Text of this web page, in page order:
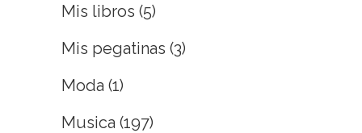
Mis libros (5)
Mis pegatinas (3)
Moda (1)
Musica (197)